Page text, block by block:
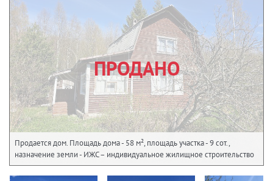
ПРОДАНО
Продается дом. Площадь дома - 58 м², площадь участка - 9 сот.,
назначение земли - ИЖС – индивидуальное жилищное строительство